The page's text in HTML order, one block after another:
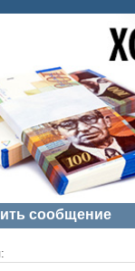
сообщение